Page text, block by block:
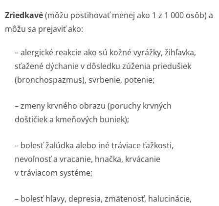
Zriedkavé(môžu postihovať menej ako 1 z 1 000 osôb) a
môžu sa prejaviť ako:
– alergické reakcie ako sú kožné vyrážky, žihľavka,
sťažené dýchanie v dôsledku zúženia priedušiek
(bronchospazmus), svrbenie, potenie;
– zmeny krvného obrazu (poruchy krvných
doštičiek a kmeňových buniek);
– bolesť žalúdka alebo iné tráviace ťažkosti,
nevoľnosť a vracanie, hnačka, krvácanie
v tráviacom systéme;
– bolesť hlavy, depresia, zmätenosť, halucinácie,